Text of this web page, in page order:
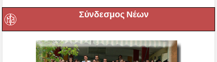
Σύνδεσμος Νέων